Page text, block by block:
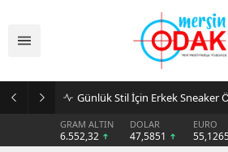
Günlük Stil İçin Erkek Sneaker
GRAM ALTIN
6.552,32
DOLAR
47,5851
EURO